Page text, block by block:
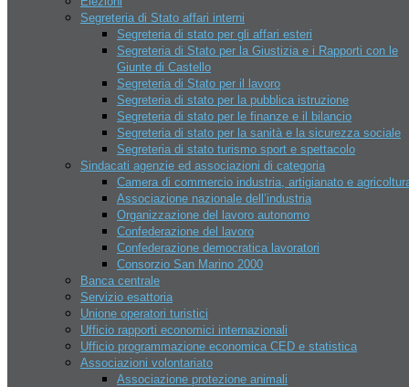
Segreteria di Stato affari interni
Segreteria di stato per gli affari esteri
Segreteria di Stato per la Giustizia e i Rapporti con le
Giunte di Castello
Segreteria di Stato per il lavoro
Segreteria di stato per la pubblica istruzione
Segreteria di stato per le finanze e il bilancio
Segreteria di stato per la sanità e la sicurezza sociale
Segreteria di stato turismo sport e spettacolo
Sindacati agenzie ed associazioni di categoria
Camera di commercio industria, artigianato e
Associazione nazionale dell’industria
Organizzazione del lavoro autonomo
Confederazione del lavoro
Confederazione democratica lavoratori
Consorzio San Marino 2000
Banca centrale
Servizio esattoria
Unione operatori turistici
Ufficio rapporti economici internazionali
Ufficio programmazione economica CED e statistica
Associazioni volontariato
Associazione protezione animali
Multi eventi sport domus
Piscine
Riviera beach games
Tiro al volo San Marino
Tennis – Atp Challenger San
Marino
Capitani Reggenti
Cerimonie istituzionali
Congresso dello stato
Delibere congresso di stato
Consiglio dei 12
Corpi militari
Giunte di castello
Il Consiglio grande e generale
Legislatura
Archivio leggi San Marino
Organi giudiziari San marino
Relazioni internazionali
Economia
Aziende
Apri un azienda
Banche